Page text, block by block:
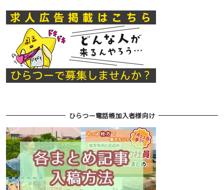
ひらつー電話帳加入者様向け